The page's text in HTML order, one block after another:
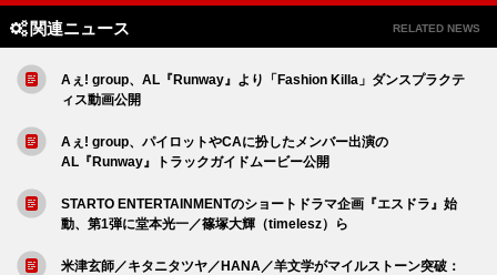
関連ニュース RELATED NEWS
Aぇ! group、AL『Runway』より「Fashion Killa」ダンスプラクテ
ィス動画公開
Aぇ! group、パイロットやCAに扮したメンバー出演の
AL『Runway』トラックガイドムービー公開
STARTO ENTERTAINMENTのショートドラマ企画『エスドラ』始
動、第1弾に堂本光一／篠塚大輝（timelesz）ら
米津玄師／キタニタツヤ／HANA／羊文学がマイルストーン突破：